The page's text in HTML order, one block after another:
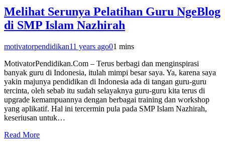
Melihat Serunya Pelatihan Guru NgeBlog
di SMP Islam Nazhirah
motivatorpendidikan11 years ago01 mins
MotivatorPendidikan.Com – Terus berbagi dan menginspirasi
banyak guru di Indonesia, itulah mimpi besar saya. Ya, karena saya
yakin majunya pendidikan di Indonesia ada di tangan guru-guru
tercinta, oleh sebab itu sudah selayaknya guru-guru kita terus di
upgrade kemampuannya dengan berbagai training dan workshop
yang aplikatif. Hal ini tercermin pula pada SMP Islam Nazhirah,
keseriusan untuk…
Read More